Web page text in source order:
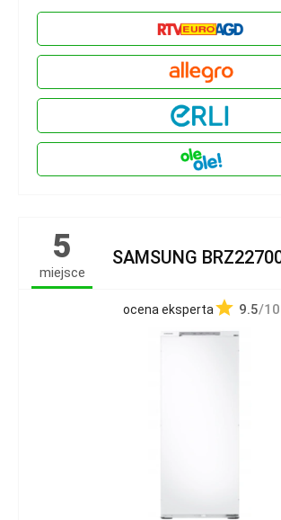
5
miejsce
SAMSUNG
ocena eksperta 9.5/10